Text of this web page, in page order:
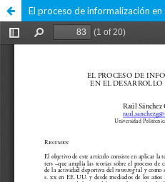
El proceso de informalización